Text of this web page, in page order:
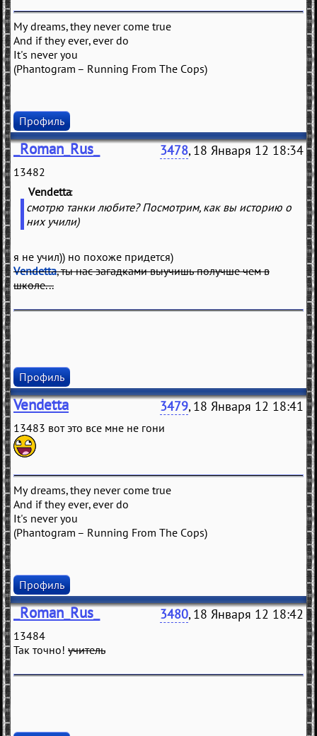
My dreams, they never come true
And if they ever, ever do
It's never you
(Phantogram – Running From The Cops)
Профиль
_Roman_Rus_ 3478, 18 Января 12 18:34
13482
Vendetta
смотрю танки любите? Посмотрим, как вы историю о
них учили)
я не учил)) но похоже придется)
Vendetta, ты нас загадками выучишь получше чем в
школе...
Профиль
Vendetta 3479, 18 Января 12 18:41
13483 вот это все мне не гони
My dreams, they never come true
And if they ever, ever do
It's never you
(Phantogram – Running From The Cops)
Профиль
_Roman_Rus_ 3480, 18 Января 12 18:42
13484
Так точно! учитель